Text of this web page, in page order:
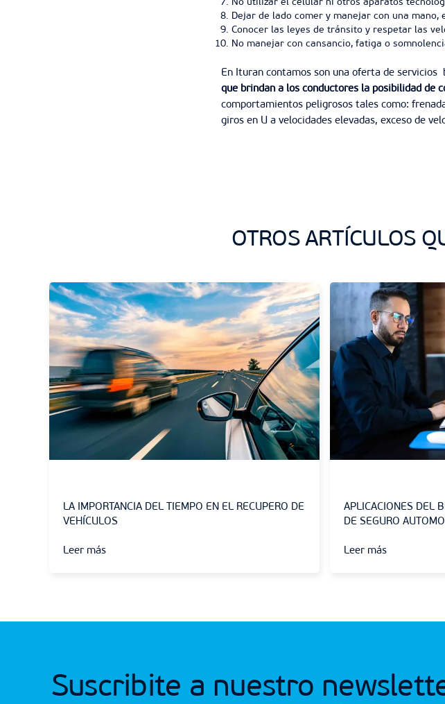
No utilizar el celular ni otros aparatos
Dejar de lado comer y manejar con una
Conocer las leyes de tránsito y respetar las
No manejar con cansancio, fatiga o
En Ituran contamos son una oferta de servicios
que brindan a los conductores la posibilidad de
comportamientos peligrosos tales como:
giros en U a velocidades elevadas, exceso de
OTROS ARTÍCULOS
LA IMPORTANCIA DEL TIEMPO EN EL RECUPERO DE
VEHÍCULOS
Leer más
APLICACIONES DEL
DE SEGURO
Leer más
Suscribite a nuestro